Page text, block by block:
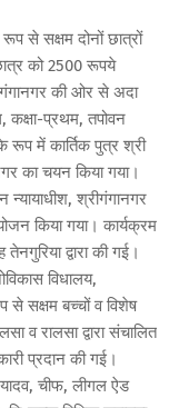
से सक्षम दोनों छात्रों
को 2500 रूपये
की ओर से अदा
प्रथम, तपोवन
रूप में कार्तिक पुत्र श्री
का चयन किया गया।
श्रीगंगानगर
किया गया। कार्यक्रम
द्वारा की गई।
विधालय,
से सक्षम बच्चों व विशेष
व रालसा द्वारा संचालित
प्रदान की गई।
यादव, चीफ, लीगल ऐड